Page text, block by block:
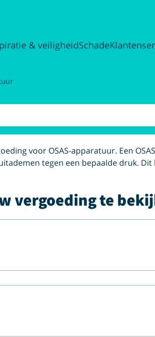
& veiligheidSchade
voor OSAS-apparatuur. Een
tegen een bepaalde druk.
vergoeding te